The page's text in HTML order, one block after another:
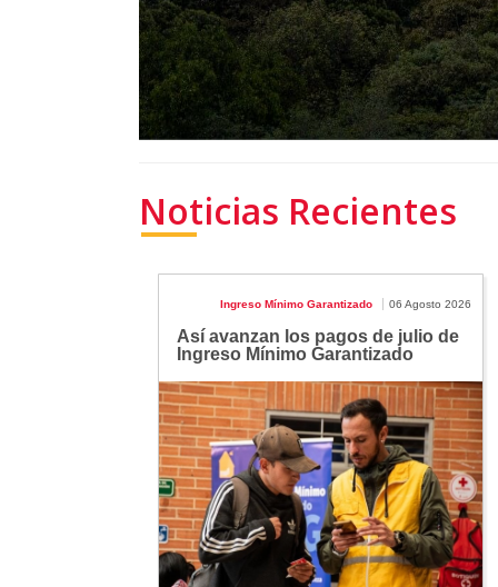
Noticias Recientes
Ingreso Mínimo Garantizado 06 Agosto 2026
Así avanzan los pagos de julio de
Ingreso Mínimo Garantizado